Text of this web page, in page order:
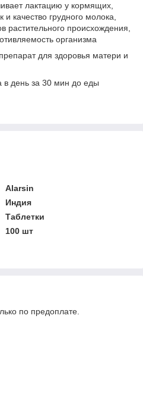
лактацию у кормящих,
и качество грудного молока,
растительного происхождения,
организма
для здоровья матери и
в день за 30 мин до еды
Alarsin
Индия
Таблетки
100 шт
по предоплате.